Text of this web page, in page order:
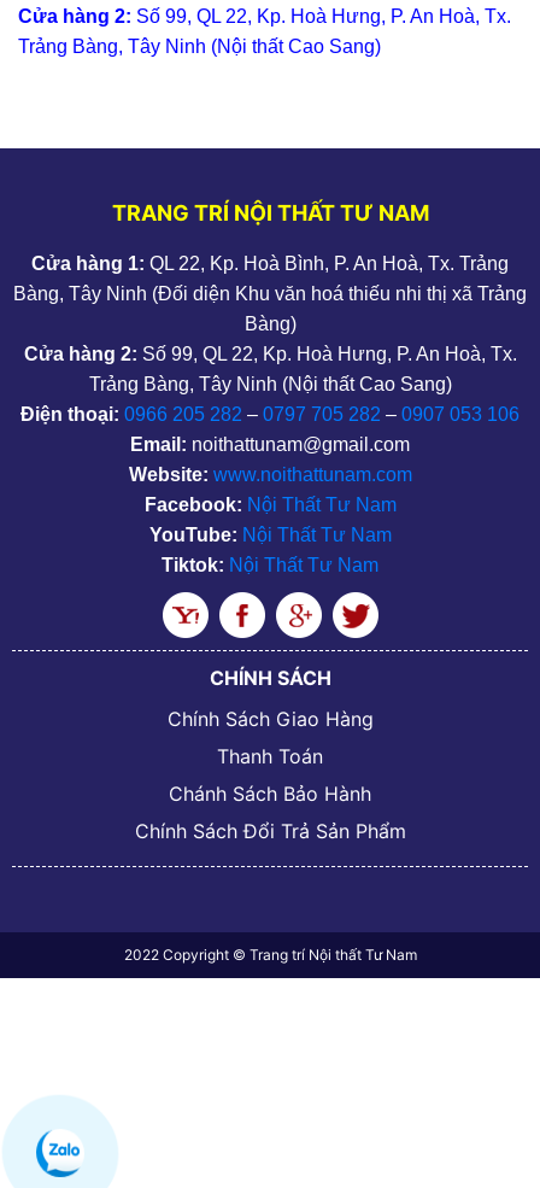
Cửa hàng 2: Số 99, QL 22, Kp. Hoà Hưng, P. An Hoà, Tx.
Trảng Bàng, Tây Ninh (Nội thất Cao Sang)
TRANG TRÍ NỘI THẤT TƯ NAM
Cửa hàng 1: QL 22, Kp. Hoà Bình, P. An Hoà, Tx. Trảng
Bàng, Tây Ninh (Đối diện Khu văn hoá thiếu nhi thị xã Trảng
Bàng)
Cửa hàng 2: Số 99, QL 22, Kp. Hoà Hưng, P. An Hoà, Tx.
Trảng Bàng, Tây Ninh (Nội thất Cao Sang)
Điện thoại: 0966 205 282 – 0797 705 282 – 0907 053 106
Email: noithattunam@gmail.com
Website: www.noithattunam.com
Facebook: Nội Thất Tư Nam
YouTube: Nội Thất Tư Nam
Tiktok: Nội Thất Tư Nam
CHÍNH SÁCH
Chính Sách Giao Hàng
Thanh Toán
Chánh Sách Bảo Hành
Chính Sách Đổi Trả Sản Phẩm
2022 Copyright © Trang trí Nội thất Tư Nam